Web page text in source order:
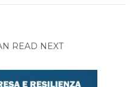
READ NEXT